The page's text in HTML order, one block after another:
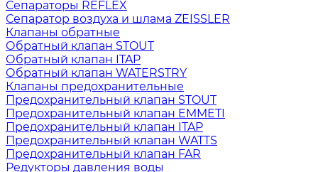
Сепараторы REFLEX
Сепаратор воздуха и шлама ZEISSLER
Клапаны обратные
Обратный клапан STOUT
Обратный клапан ITAP
Обратный клапан WATERSTRY
Клапаны предохранительные
Предохранительный клапан STOUT
Предохранительный клапан EMMETI
Предохранительный клапан ITAP
Предохранительный клапан WATTS
Предохранительный клапан FAR
Редукторы давления воды